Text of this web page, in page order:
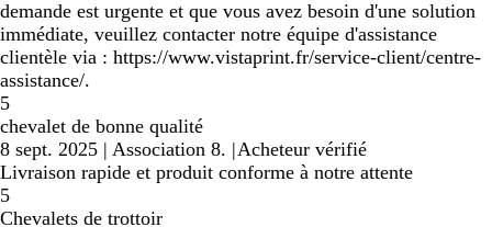
demande est urgente et que vous avez besoin d'une solution
immédiate, veuillez contacter notre équipe d'assistance
clientèle via : https://www.vistaprint.fr/service-client/centre-
assistance/.
5
chevalet de bonne qualité
8 sept. 2025 | Association 8. |Acheteur vérifié
Livraison rapide et produit conforme à notre attente
5
Chevalets de trottoir